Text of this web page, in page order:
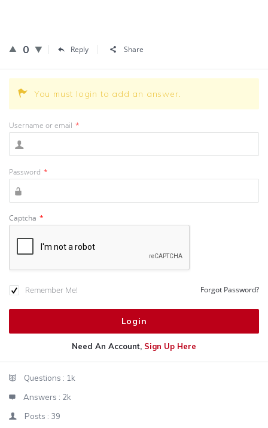
0 Reply Share
You must login to add an answer.
Username or email *
Password *
Captcha *
Remember Me! Forgot Password?
Need An Account, Sign Up Here
StatsQuestions : 1k
Answers : 2k
Posts : 39